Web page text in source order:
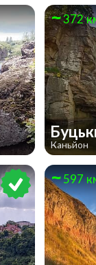
372
Каньйон
597